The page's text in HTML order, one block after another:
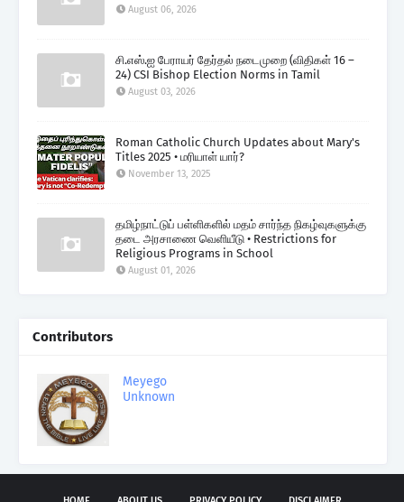
August 06, 2026
சி.எஸ்.ஐ பேராயர் தேர்தல் நடைமுறை (விதிகள் 16 –
24) CSI Bishop Election Norms in Tamil
August 03, 2026
Roman Catholic Church Updates about Mary's
Titles 2025 • மரியாள் யார்?
November 13, 2025
தமிழ்நாட்டுப் பள்ளிகளில் மதம் சார்ந்த நிகழ்வுகளுக்கு
தடை அரசாணை வெளியீடு • Restrictions for
Religious Programs in School
August 01, 2026
Contributors
Meyego
Unknown